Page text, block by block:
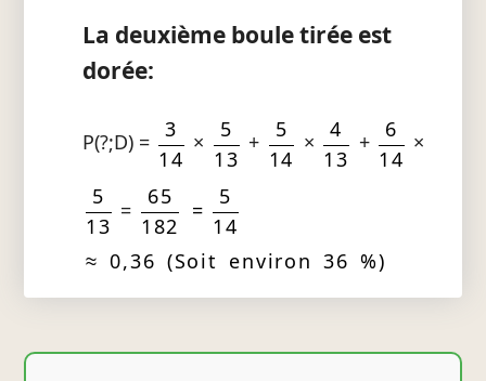
La deuxième boule tirée est
dorée:
P(?;D) =
3
14
×
5
13
+
5
14
×
4
13
+
6
14
×
5
13
=
65
182
=
5
14
≈ 0,36 (Soit environ 36 %)